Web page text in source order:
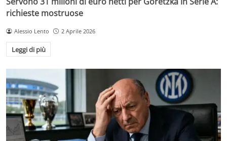
richieste mostruose
Alessio Lento 2 Aprile 2026
Leggi di più